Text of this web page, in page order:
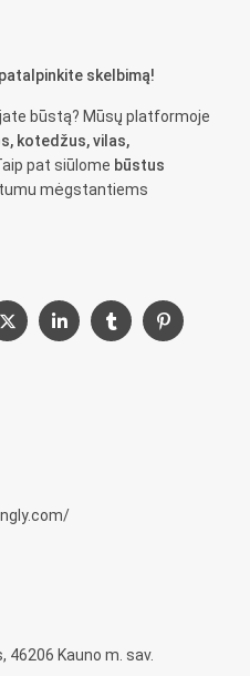
skelbimą!
būstą? Mūsų platformoje
kotedžus, vilas,
pat siūlome būstus
mėgstantiems
46206 Kauno m. sav.